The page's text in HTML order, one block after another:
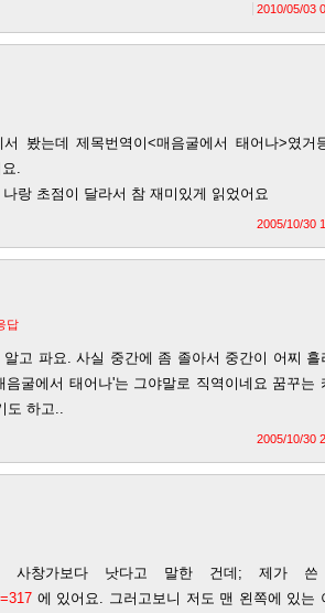
2010/05/03
봤는데 제목번역이<매음굴에서 태어나>였거
.
랑 초점이 달라서 참 재미있게 읽었어요
2005/10/30
답
고 파요. 사실 중간에 좀 졸아서 중간이 어찌 흘
굴에서 태어나'는 그야말로 직역이네요 꿈꾸는
하고..
2005/10/30
사창가보다 낫다고 말한 건데; 제가
에 있어요. 그러고보니 저도 맨 왼쪽에 있는